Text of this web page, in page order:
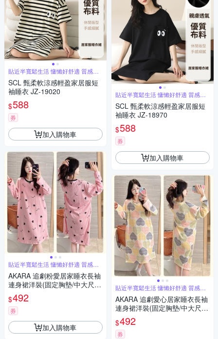
貼近半寬鬆生活 慵懶好舒適 質感居
家
SCL 甄柔軟涼感輕盈家居服短
袖睡衣 JZ-19020
$588
券
加入購物車
貼近半寬鬆生活 慵懶好舒適 質感居
家
AKARA 追劇粉愛居家睡衣長袖
連身裙洋裝(固定胸墊/中大尺碼
2XL/保暖發熱)
$492
券
加入購物車
貼近半寬鬆生活 慵懶好舒適 質感居
家
SCL 甄柔軟涼感輕盈家居服短
袖睡衣 JZ-18970
$588
券
加入購物車
貼近半寬鬆生活 慵懶好舒適 質感居
家
AKARA 追劇愛心居家睡衣長袖
連身裙洋裝(固定胸墊/中大尺碼
2XL/保暖發熱)
$492
券